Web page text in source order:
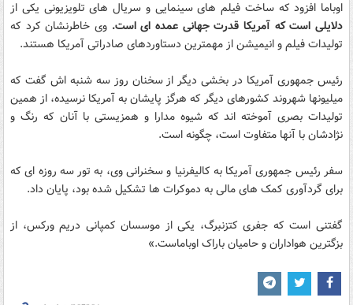
اوباما افزود که ساخت فیلم های سینمایی و سریال های تلویزیونی یکی از
دلایلی است که آمریکا قدرت جهانی عمده ای است. وی خاطرنشان کرد که
تولیدات فیلم و انیمیشن از مهمترین دستاوردهای صادراتی آمریکا هستند.
رئیس جمهوری آمریکا در بخشی دیگر از سخنان روز سه شنبه اش گفت که
میلیونها شهروند کشورهای دیگر که هرگز پایشان به آمریکا نرسیده، از همین
تولیدات بصری آموخته اند که شیوه مدارا و همزیستی با آنان که رنگ و
نژادشان با آنها متفاوت است، چگونه است.
سفر رئیس جمهوری آمریکا به کالیفرنیا و سخنرانی وی، به تور سه روزه ای که
برای گردآوری کمک های مالی به دموکرات ها تشکیل شده بود، پایان داد.
گفتنی است که جفری کتزنبرگ، یکی از موسسان کمپانی دریم ورکس، از
بزگترین هواداران و حامیان باراک اوباماست.»